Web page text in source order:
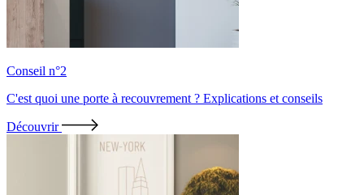
Conseil n°2
C'est quoi une porte à recouvrement ? Explications et conseils
Découvrir